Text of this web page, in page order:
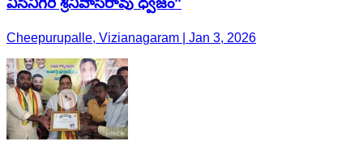
Cheepurupalle, Vizianagaram | Jan 3, 2026